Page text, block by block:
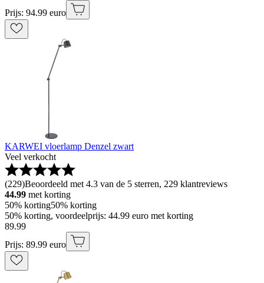
Prijs: 94.99 euro
KARWEI vloerlamp Denzel zwart
Veel verkocht
(229)Beoordeeld met 4.3 van de 5 sterren, 229 klantreviews
44.99 met korting
50% korting50% korting
50% korting, voordeelprijs: 44.99 euro met korting
89.99
Prijs: 89.99 euro